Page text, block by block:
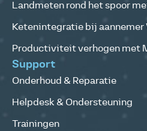
Landmeten rond het spoor
Ketenintegratie bij aannemer
Productiviteit verhogen met
Support
Onderhoud & Reparatie
Helpdesk & Ondersteuning
Trainingen